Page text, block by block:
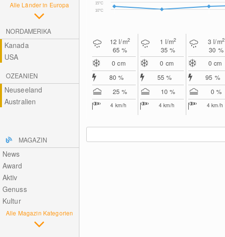
Alle Länder in Europa
NORDAMERIKA
Kanada
USA
OZEANIEN
Neuseeland
Australien
MAGAZIN
News
Award
Aktiv
Genuss
Kultur
Alle Magazin Kategorien
10°C
15°C
12l/m2
65 %
0cm
80 %
25 %
4 km/h
1 l/m2
35 %
0 cm
55 %
10 %
4km/h
3l/m2
30 %
0 cm
95 %
0 %
4km/h